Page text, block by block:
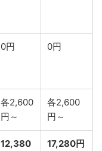
0円 0円
各2,600
円～
各2,600
円～
12,380
17,280円